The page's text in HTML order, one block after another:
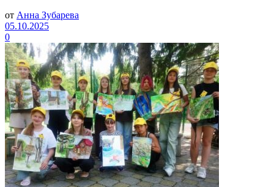
от Анна Зубарева
05.10.2025
0